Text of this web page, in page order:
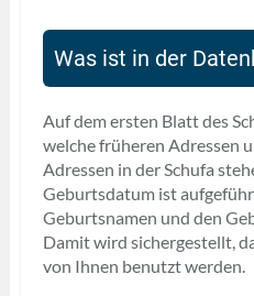
Was ist in der
Auf dem ersten Blatt des
welche früheren Adressen
Adressen in der Schufa
Geburtsdatum ist
Geburtsnamen und den
Damit wird sichergestellt,
von Ihnen benutzt werden.